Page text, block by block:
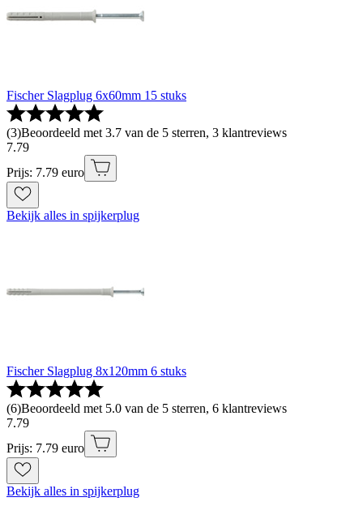
Fischer Slagplug 6x60mm 15 stuks
(3)Beoordeeld met 3.7 van de 5 sterren, 3 klantreviews
7.79
Prijs: 7.79 euro
Bekijk alles in spijkerplug
Fischer Slagplug 8x120mm 6 stuks
(6)Beoordeeld met 5.0 van de 5 sterren, 6 klantreviews
7.79
Prijs: 7.79 euro
Bekijk alles in spijkerplug